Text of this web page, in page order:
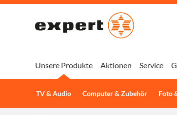
Unsere Produkte
TV & Audio Computer & Zubehör Foto
Aktionen Service